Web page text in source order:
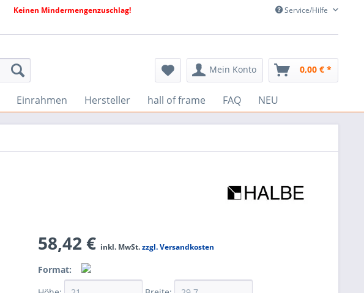
Keinen Mindermengenzuschlag!
Service/Hilfe
Mein Konto 0,00 € *
Einrahmen Hersteller hall of frame FAQ NEU
58,42 € inkl. MwSt.zzgl. Versandkosten
Format: